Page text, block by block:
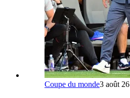
Coupe du monde3 août 26